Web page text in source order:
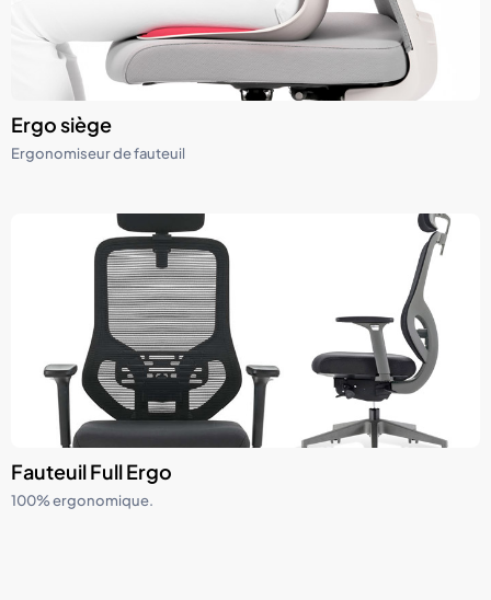
Ergo siège
Ergonomiseur de fauteuil
Fauteuil Full Ergo
100% ergonomique.